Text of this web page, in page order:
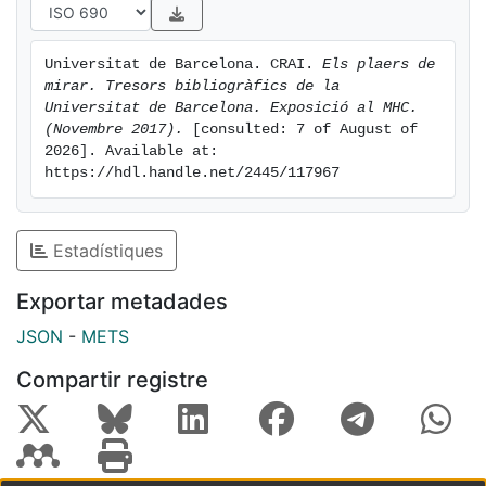
Universitat de Barcelona. CRAI. Els plaers de
mirar. Tresors bibliogràfics de la
Universitat de Barcelona. Exposició al MHC.
(Novembre 2017).
[consulted: 7 of August of
2026]. Available at:
https://hdl.handle.net/2445/117967
Estadístiques
Exportar metadades
JSON - METS
Compartir registre